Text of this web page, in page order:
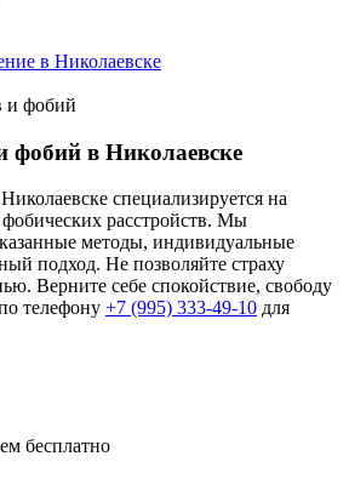
в Николаевске
и фобий
фобий в Николаевске
специализируется на
расстройств. Мы
методы, индивидуальные
подход. Не позволяйте страху
Верните себе спокойствие, свободу
телефону +7 (995) 333-49-10 для
бесплатно